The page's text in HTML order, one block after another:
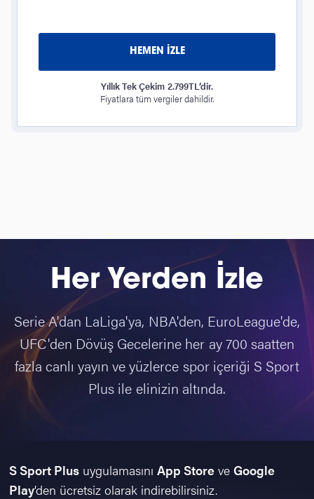
HEMEN İZLE
Yıllık Tek Çekim 2.799TL’dir.
Fiyatlara tüm vergiler dahildir.
Her Yerden İzle
Serie A'dan LaLiga'ya, NBA'den, EuroLeague'de,
UFC'den Dövüş Gecelerine her ay 700 saatten
fazla canlı yayın ve yüzlerce spor içeriği S Sport
Plus ile elinizin altında.
S Sport Plusuygulamasını App Storeve Google
Play’den ücretsiz olarak indirebilirsiniz.